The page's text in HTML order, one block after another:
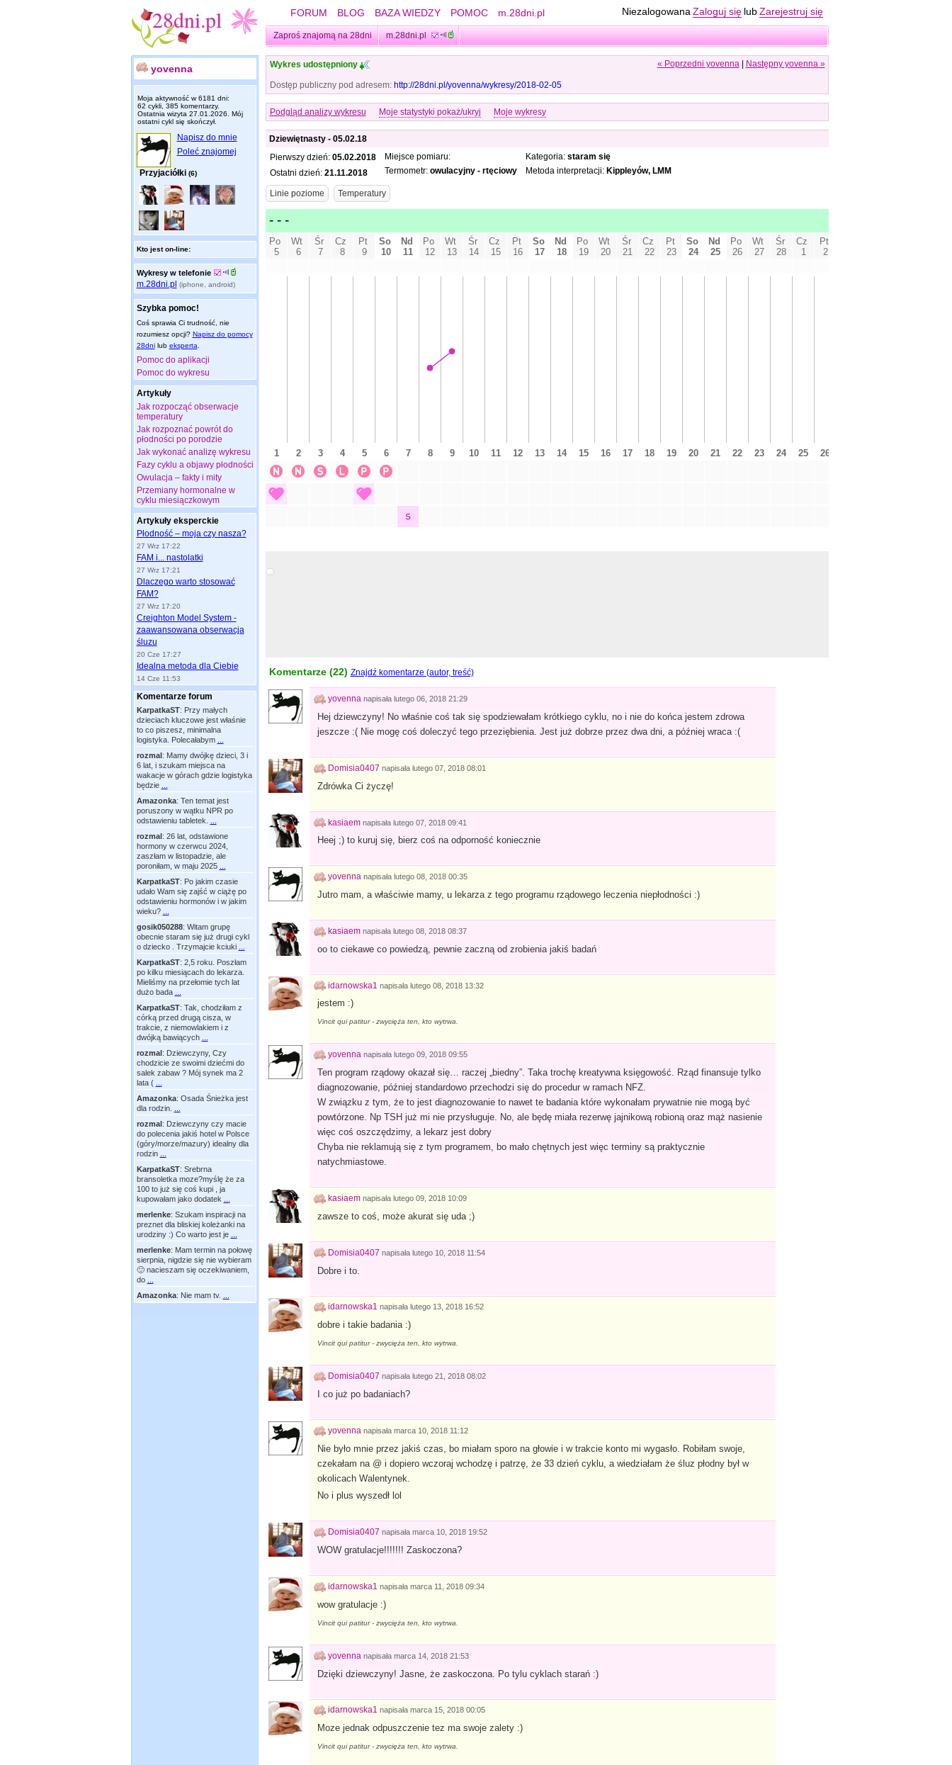
FORUM BLOG BAZA WIEDZY POMOC m.28dni.pl Niezalogowana Zaloguj się lub Zarejestruj się
Zaproś znajomą na 28dni m.28dni.pl
yovenna
Moja aktywność w 6181 dni:
62 cykli, 385 komentarzy.
Ostatnia wizyta 27.01.2026 . Mój
ostatni cykl się skończył.
Napisz do mnie
Poleć znajomej
Przyjaciółki (6)
Kto jest on-line:
Wykresy w telefonie
m.28dni.pl (iphone, android)
Szybka pomoc!
Coś sprawia Ci trudność, nie
rozumiesz opcji? Napisz do pomocy
28dnilub eksperta
Pomoc do aplikacji
Pomoc do wykresu
Artykuły
Jak rozpocząć obserwacje
temperatury
Jak rozpoznać powrót do
płodności po porodzie
Jak wykonać analizę wykresu
Fazy cyklu a objawy płodności
Owulacja – fakty i mity
Przemiany hormonalne w
cyklu miesiączkowym
Artykuły eksperckie
Płodność – moja czy nasza?
27 Wrz 17:22
FAM i... nastolatki
27 Wrz 17:21
Dlaczego warto stosować
FAM?
27 Wrz 17:20
Creighton Model System -
zaawansowana obserwacja
śluzu
20 Cze 17:27
Idealna metoda dla Ciebie
14 Cze 11:53
Komentarze forum
KarpatkaST: Przy małych
dzieciach kluczowe jest właśnie
to co piszesz, minimalna
logistyka. Polecałabym
rozmal: Mamy dwójkę dzieci, 3 i
6 lat, i szukam miejsca na
wakacje w górach gdzie logistyka
będzie
Amazonka: Ten temat jest
poruszony w wątku NPR po
odstawieniu tabletek.
rozmal: 26 lat, odstawione
hormony w czerwcu 2024,
zaszłam w listopadzie, ale
poroniłam, w maju 2025
KarpatkaST: Po jakim czasie
udało Wam się zajść w ciążę po
odstawieniu hormonów i w jakim
wieku?
gosik050288: Witam grupę
obecnie staram się już drugi cykl
o dziecko . Trzymajcie kciuki
KarpatkaST: 2,5 roku. Poszłam
po kilku miesiącach do lekarza.
Mieliśmy na przełomie tych lat
dużo bada
KarpatkaST: Tak, chodziłam z
córką przed drugą cisza, w
trakcie, z niemowlakiem i z
dwójką bawiących
rozmal: Dziewczyny, Czy
chodzicie ze swoimi dziećmi do
salek zabaw ? Mój synek ma 2
lata (
Amazonka: Osada Śnieżka jest
dla rodzin.
rozmal: Dziewczyny czy macie
do polecenia jakiś hotel w Polsce
(góry/morze/mazury) idealny dla
rodzin
KarpatkaST: Srebrna
bransoletka moze?myślę że za
100 to już się coś kupi , ja
kupowałam jako dodatek
merlenke: Szukam inspiracji na
preznet dla bliskiej koleżanki na
urodziny :) Co warto jest je
merlenke: Mam termin na połowę
sierpnia, nigdzie się nie wybieram
🙂 nacieszam się oczekiwaniem,
do
Amazonka: Nie mam tv.
« Poprzedni yovenna| Następny yovenna »
Wykres udostępniony
Dostęp publiczny pod adresem: http://28dni.pl/yovenna/wykresy/2018-02-05
Podgląd analizy wykresu Moje statystyki pokaż/ukryj Moje wykresy
Dziewiętnasty - 05.02.18
Pierwszy dzień: 05.02.2018
Ostatni dzień: 21.11.2018
Miejsce pomiaru:
Termometr: owulacyjny - rtęciowy
Kategoria: staram się
Metoda interpretacji: Kippleyów, LMM
Komentarze (22) Znajdź komentarze (autor, treść)
yovenna napisała lutego 06, 2018 21:29
Hej dziewczyny! No właśnie coś tak się spodziewałam krótkiego cyklu, no i nie do końca jestem zdrowa
jeszcze :( Nie mogę coś doleczyć tego przeziębienia. Jest już dobrze przez dwa dni, a później wraca :(
Domisia0407 napisała lutego 07, 2018 08:01
Zdrówka Ci życzę!
kasiaem napisała lutego 07, 2018 09:41
Heej ;) to kuruj się, bierz coś na odporność koniecznie
yovenna napisała lutego 08, 2018 00:35
Jutro mam, a właściwie mamy, u lekarza z tego programu rządowego leczenia niepłodności :)
kasiaem napisała lutego 08, 2018 08:37
oo to ciekawe co powiedzą, pewnie zaczną od zrobienia jakiś badań
idarnowska1 napisała lutego 08, 2018 13:32
jestem :)
Vincit qui patitur - zwycięża ten, kto wytrwa.
yovenna napisała lutego 09, 2018 09:55
Ten program rządowy okazał się… raczej „biedny”. Taka trochę kreatywna księgowość. Rząd finansuje tylko
diagnozowanie, później standardowo przechodzi się do procedur w ramach NFZ.
W związku z tym, że to jest diagnozowanie to nawet te badania które wykonałam prywatnie nie mogą być
powtórzone. Np TSH już mi nie przysługuje. No, ale będę miała rezerwę jajnikową robioną oraz mąż nasienie
więc coś oszczędzimy, a lekarz jest dobry
Chyba nie reklamują się z tym programem, bo mało chętnych jest więc terminy są praktycznie
natychmiastowe.
kasiaem napisała lutego 09, 2018 10:09
zawsze to coś, może akurat się uda ;)
Domisia0407 napisała lutego 10, 2018 11:54
Dobre i to.
idarnowska1 napisała lutego 13, 2018 16:52
dobre i takie badania :)
Vincit qui patitur - zwycięża ten, kto wytrwa.
Domisia0407 napisała lutego 21, 2018 08:02
I co już po badaniach?
yovenna napisała marca 10, 2018 11:12
Nie było mnie przez jakiś czas, bo miałam sporo na głowie i w trakcie konto mi wygasło. Robiłam swoje,
czekałam na @ i dopiero wczoraj wchodzę i patrzę, że 33 dzień cyklu, a wiedziałam że śluz płodny był w
okolicach Walentynek.
No i plus wyszedł lol
Domisia0407 napisała marca 10, 2018 19:52
WOW gratulacje!!!!!!! Zaskoczona?
idarnowska1 napisała marca 11, 2018 09:34
wow gratulacje :)
Vincit qui patitur - zwycięża ten, kto wytrwa.
yovenna napisała marca 14, 2018 21:53
Dzięki dziewczyny! Jasne, że zaskoczona. Po tylu cyklach starań :)
idarnowska1 napisała marca 15, 2018 00:05
Moze jednak odpuszczenie tez ma swoje zalety :)
Vincit qui patitur - zwycięża ten, kto wytrwa.